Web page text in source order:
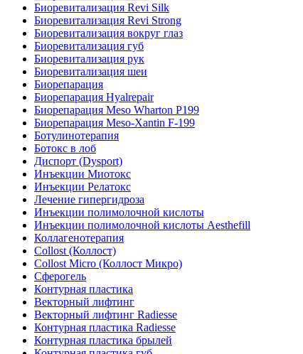
Биоревитализация Revi Silk
Биоревитализация Revi Strong
Биоревитализация вокруг глаз
Биоревитализация губ
Биоревитализация рук
Биоревитализация шеи
Биорепарация
Биорепарация Hyalrepair
Биорепарация Meso Wharton P199
Биорепарация Meso-Xantin F-199
Ботулинотерапия
Ботокс в лоб
Диспорт (Dysport)
Инъекции Миотокс
Инъекции Релатокс
Лечение гипергидроза
Инъекции полимолочной кислоты
Инъекции полимолочной кислоты Aesthefill
Коллагенотерапия
Collost (Коллост)
Collost Micro (Коллост Микро)
Сферогель
Контурная пластика
Векторный лифтинг
Векторный лифтинг Radiesse
Контурная пластика Radiesse
Контурная пластика брылей